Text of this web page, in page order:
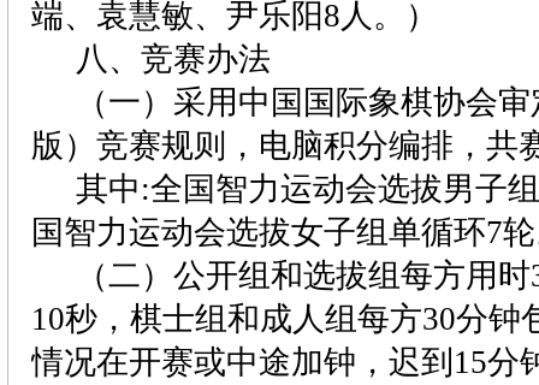
端、袁慧敏、尹乐阳8 人。）
八、竞赛办法
（一）采用中国国际象棋协会
版）竞赛规则，电脑积分编排，共
其中:全国智力运动会选拔男子
国智力运动会选拔女子组单循环7
（二）公开组和选拔组每方用时
10秒，棋士组和成人组每方30分钟
情况在开赛或中途加钟，迟到 15分